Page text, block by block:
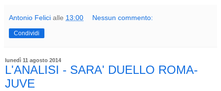
Antonio Felici alle 13:00 Nessun commento:
Condividi
lunedì 11 agosto 2014
L'ANALISI - SARA' DUELLO ROMA-
JUVE